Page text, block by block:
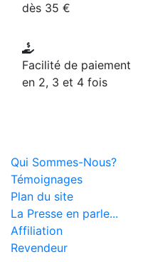
dès 35 €
Facilité de paiement
en 2, 3 et 4 fois
Qui Sommes-Nous?
Témoignages
Plan du site
La Presse en parle...
Affiliation
Revendeur